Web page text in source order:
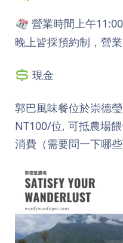
營業時間上午
晚上皆採預約制，營
現金
郭巴風味餐位於崇德
NT100/位, 可抵農場
消費（需要問一下哪